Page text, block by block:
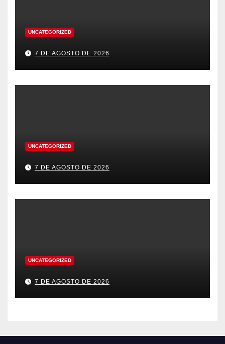
UNCATEGORIZED
7 DE AGOSTO DE 2026
UNCATEGORIZED
7 DE AGOSTO DE 2026
UNCATEGORIZED
7 DE AGOSTO DE 2026